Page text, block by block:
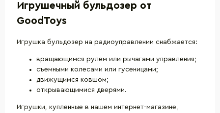
Игрушечный бульдозер от
GoodToys
Игрушка бульдозер на радиоуправлении снабжается:
вращающимся рулем или рычагами управления;
съемными колесами или гусеницами;
движущимся ковшом;
открывающимися дверями.
Игрушки, купленные в нашем интернет-магазине,